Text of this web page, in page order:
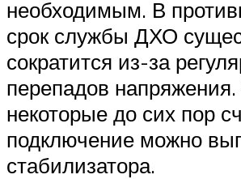
необходимым. В
срок службы ДХО
сократится из-за
перепадов напряжения.
некоторые до сих пор
подключение можно
стабилизатора.